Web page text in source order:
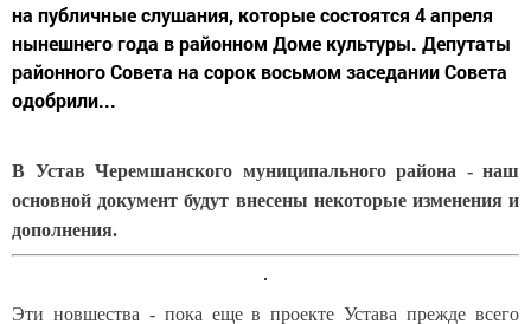
на публичные слушания, которые состоятся 4 апреля
нынешнего года в районном Доме культуры. Депутаты
районного Совета на сорок восьмом заседании Совета
одобрили...
В Устав Черемшанского муниципального района - наш
основной документ будут внесены некоторые изменения и
дополнения.
Эти новшества - пока еще в проекте Устава прежде всего